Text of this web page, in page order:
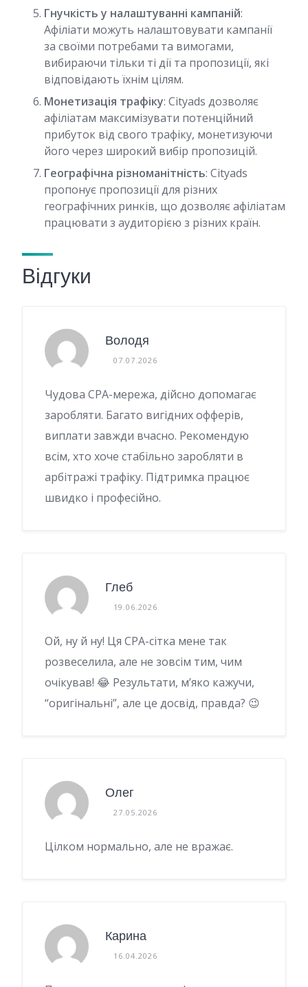
Гнучкість у налаштуванні кампаній:
Афіліати можуть налаштовувати кампанії
за своїми потребами та вимогами,
вибираючи тільки ті дії та пропозиції, які
відповідають їхнім цілям.
Монетизація трафіку: Cityads дозволяє
афіліатам максимізувати потенційний
прибуток від свого трафіку, монетизуючи
його через широкий вибір пропозицій.
Географічна різноманітність: Cityads
пропонує пропозиції для різних
географічних ринків, що дозволяє афіліатам
працювати з аудиторією з різних країн.
Відгуки
Володя
07.07.2026
Чудова CPA-мережа, дійсно допомагає
заробляти. Багато вигідних офферів,
виплати завжди вчасно. Рекомендую
всім, хто хоче стабільно заробляти в
арбітражі трафіку. Підтримка працює
швидко і професійно.
Глеб
19.06.2026
Ой, ну й ну! Ця CPA-сітка мене так
розвеселила, але не зовсім тим, чим
очікував! 😂 Результати, м’яко кажучи,
“оригінальні”, але це досвід, правда? 😉
Олег
27.05.2026
Цілком нормально, але не вражає.
Карина
16.04.2026